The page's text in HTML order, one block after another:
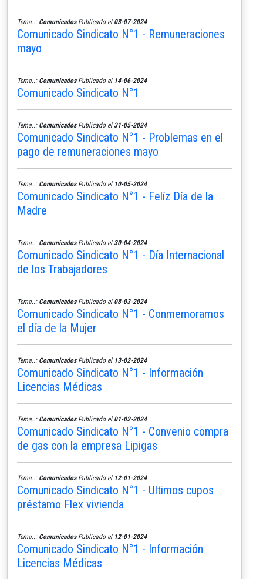
Tema..: ComunicadosPublicado el 03-07-2024
Comunicado Sindicato N°1 - Remuneraciones
mayo
Tema..: ComunicadosPublicado el 14-06-2024
Comunicado Sindicato N°1
Tema..: ComunicadosPublicado el 31-05-2024
Comunicado Sindicato N°1 - Problemas en el
pago de remuneraciones mayo
Tema..: ComunicadosPublicado el 10-05-2024
Comunicado Sindicato N°1 - Felíz Día de la
Madre
Tema..: ComunicadosPublicado el 30-04-2024
Comunicado Sindicato N°1 - Día Internacional
de los Trabajadores
Tema..: ComunicadosPublicado el 08-03-2024
Comunicado Sindicato N°1 - Conmemoramos
el día de la Mujer
Tema..: ComunicadosPublicado el 13-02-2024
Comunicado Sindicato N°1 - Información
Licencias Médicas
Tema..: ComunicadosPublicado el 01-02-2024
Comunicado Sindicato N°1 - Convenio compra
de gas con la empresa Lipigas
Tema..: ComunicadosPublicado el 12-01-2024
Comunicado Sindicato N°1 - Ultimos cupos
préstamo Flex vivienda
Tema..: ComunicadosPublicado el 12-01-2024
Comunicado Sindicato N°1 - Información
Licencias Médicas